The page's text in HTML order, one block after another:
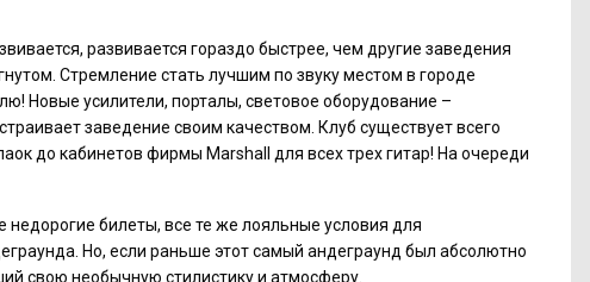
развивается гораздо быстрее, чем другие заведения
Стремление стать лучшим по звуку местом в городе
Новые усилители, порталы, световое оборудование –
заведение своим качеством. Клуб существует всего
до кабинетов фирмы Marshall для всех трех гитар! На очереди
недорогие билеты, все те же лояльные условия для
Но, если раньше этот самый андеграунд был абсолютно
свою необычную стилистику и атмосферу.